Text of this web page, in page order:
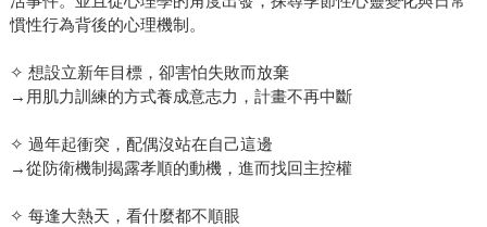
慣性行為背後的心理機制。
✧ 想設立新年目標，卻害怕失敗而放棄
→用肌力訓練的方式養成意志力，計畫不再中斷
✧ 過年起衝突，配偶沒站在自己這邊
→從防衛機制揭露孝順的動機，進而找回主控權
✧ 每逢大熱天，看什麼都不順眼